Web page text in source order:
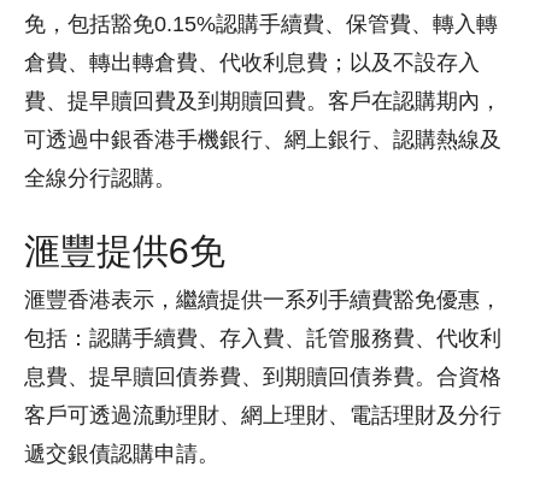
免，包括豁免0.15%認購手續費、保管費、轉入轉
倉費、轉出轉倉費、代收利息費；以及不設存入
費、提早贖回費及到期贖回費。客戶在認購期內，
可透過中銀香港手機銀行、網上銀行、認購熱線及
全線分行認購。
滙豐提供6免
滙豐香港表示，繼續提供一系列手續費豁免優惠，
包括：認購手續費、存入費、託管服務費、代收利
息費、提早贖回債券費、到期贖回債券費。合資格
客戶可透過流動理財、網上理財、電話理財及分行
遞交銀債認購申請。